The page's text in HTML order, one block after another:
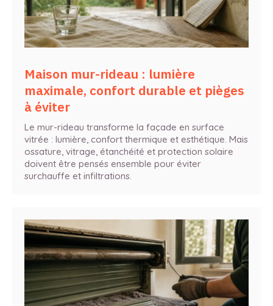
Maison mur-rideau : lumière
maximale, confort durable et pièges
à éviter
Le mur-rideau transforme la façade en surface
vitrée : lumière, confort thermique et esthétique. Mais
ossature, vitrage, étanchéité et protection solaire
doivent être pensés ensemble pour éviter
surchauffe et infiltrations.